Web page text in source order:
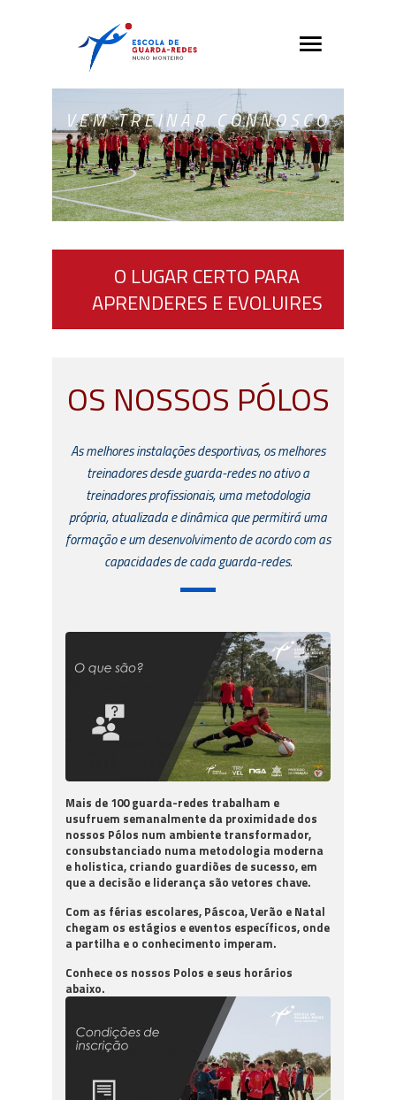
VEM TREINAR CONNOSCO
O LUGAR CERTO PARA
APRENDERES E EVOLUIRES
OS NOSSOS PÓLOS
As melhores instalações desportivas, os melhores
treinadores desde guarda-redes no ativo a
treinadores profissionais, uma metodologia
própria, atualizada e dinâmica que permitirá uma
formação e um desenvolvimento de acordo com as
capacidades de cada guarda-redes.
Mais de 100 guarda-redes trabalham e
usufruem semanalmente da proximidade dos
nossos Pólos num ambiente transformador,
consubstanciado numa metodologia moderna
e holistica, criando guardiões de sucesso, em
que a decisão e liderança são vetores chave.
Com as férias escolares, Páscoa, Verão e Natal
chegam os estágios e eventos específicos, onde
a partilha e o conhecimento imperam.
Conhece os nossos Polos e seus horários
abaixo.